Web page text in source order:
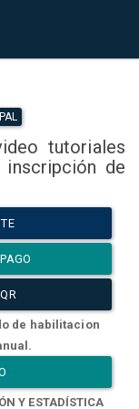
tutoriales
inscripción de
de habilitacion
Y ESTADÍSTICA